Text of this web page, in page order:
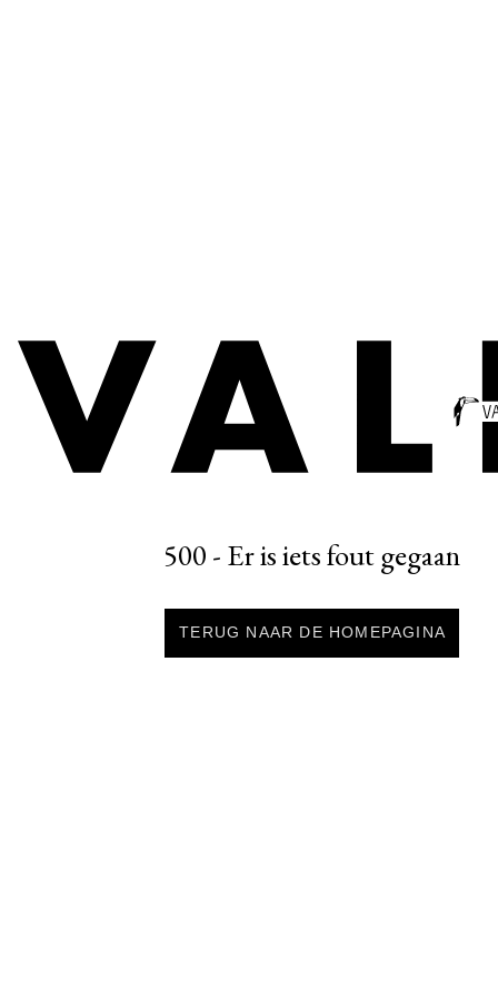
500 - Er is iets fout gegaan
TERUG NAAR DE HOMEPAGINA